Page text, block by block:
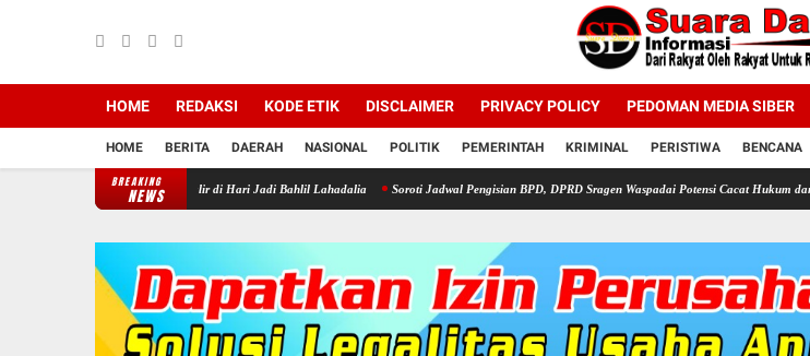
HOME REDAKSI KODE ETIK DISCLAIMER PRIVACY POLICY PEDOMAN MEDIA SIBER
HOME BERITA DAERAH NASIONAL POLITIK PEMERINTAH KRIMINAL PERISTIWA BENCANA
BREAKING
NEWS
Kepedulian Mengalir di Hari Jadi Bahlil Lahadalia Soroti Jadwal Pengisian BPD, DPRD Sragen Waspadai Potensi Cacat Hukum dan Sengketa